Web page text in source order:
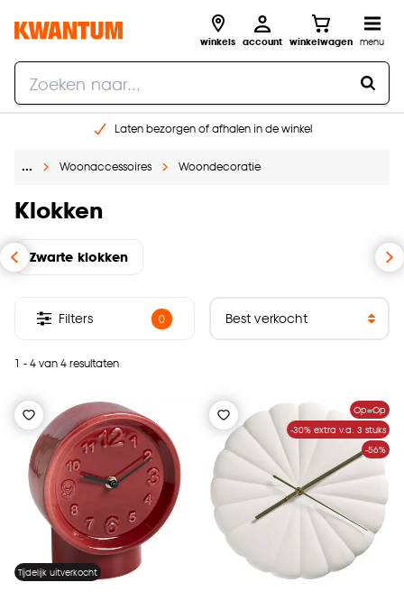
winkels account winkelwagen menu
Laten bezorgen of afhalen in de winkel
Gratis raam advies en inmeten aan huis
… Woonaccessoires Woondecoratie
Klokken
Zwarte klokken
1 - 4 van 4 resultaten
Filters 0
Tijdelijk uitverkocht
Op=Op
-30% extra v.a. 3 stuks
-56%